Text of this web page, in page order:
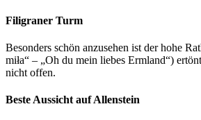
Filigraner Turm
Besonders schön anzusehen ist der hohe
miła“ – „Oh du mein liebes Ermland“)
nicht offen.
Beste Aussicht auf Allenstein